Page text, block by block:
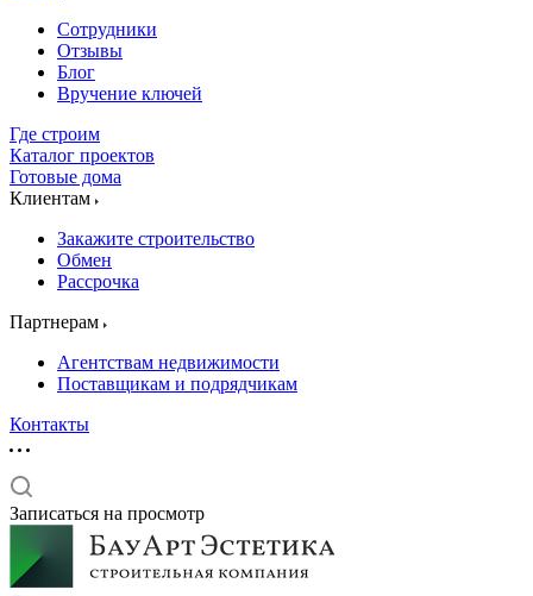
Сотрудники
Отзывы
Блог
Вручение ключей
Где строим
Каталог проектов
Готовые дома
Клиентам
Закажите строительство
Обмен
Рассрочка
Партнерам
Агентствам недвижимости
Поставщикам и подрядчикам
Контакты
Записаться на просмотр